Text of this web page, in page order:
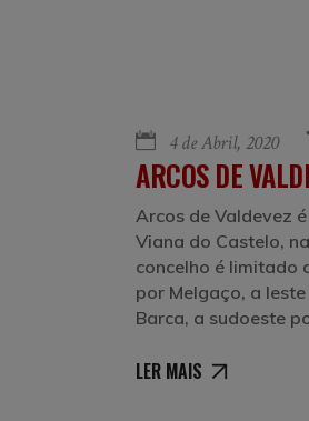
4 de Abril, 2020
ARCOS DE
Arcos de Valdevez
Viana do Castelo,
concelho é limitado
por Melgaço, a
Barca, a sudoeste
LER MAIS